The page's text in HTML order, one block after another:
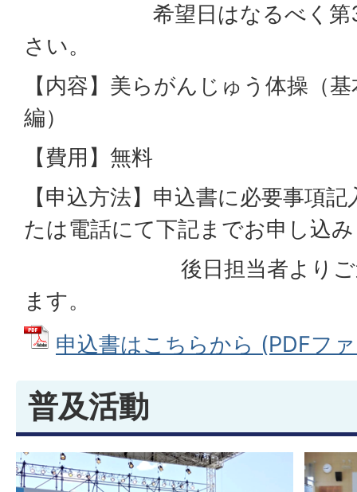
希望日はなるべく第3希
さい。
【内容】美らがんじゅう体操（
編）
【費用】無料
【申込方法】申込書に必要事項
たは電話にて下記までお申
後日担当者よりご連絡
ます。
申込書はこちらから (PDFフ
普及活動